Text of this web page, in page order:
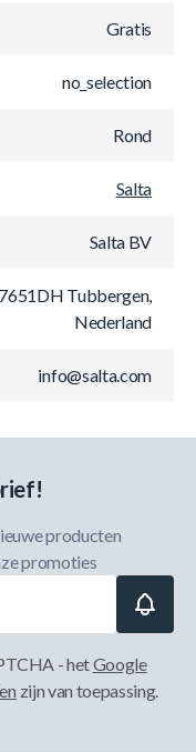
Gratis
no_selection
Rond
Salta
Salta BV
Tubbergen,
Nederland
info@salta.com
producten
promoties
- hetGoogle
zijn van toepassing.